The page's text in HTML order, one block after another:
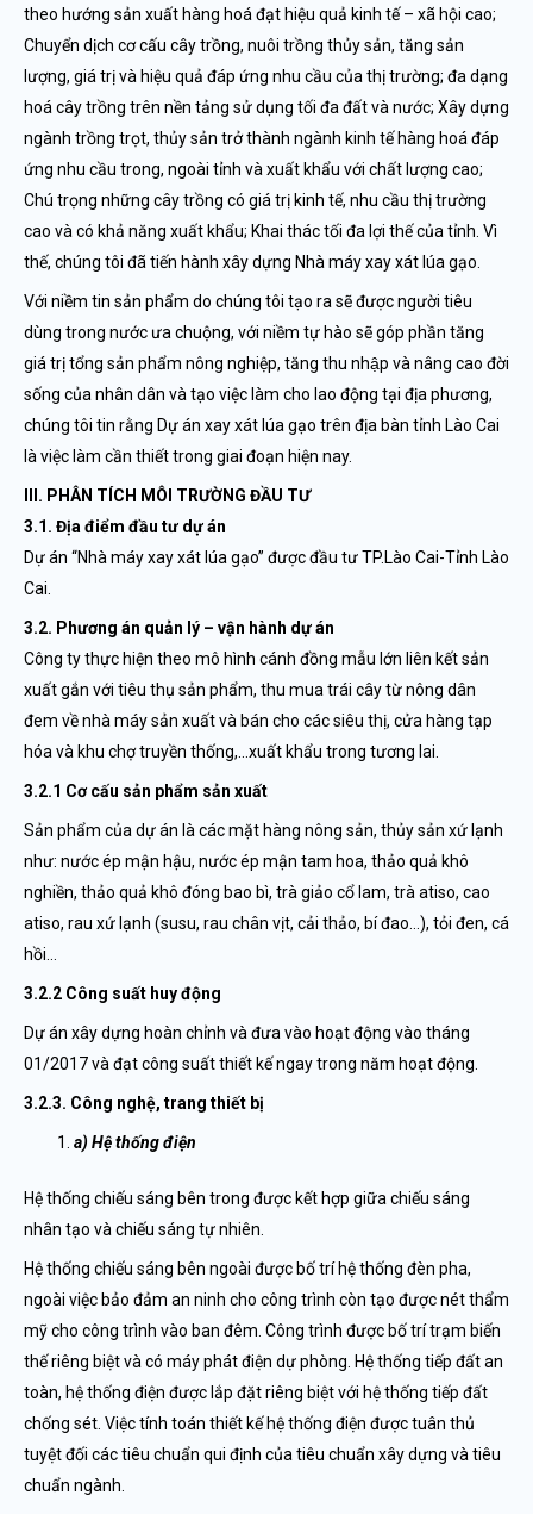
theo hướng sản xuất hàng hoá đạt hiệu quả kinh tế – xã hội cao;
Chuyển dịch cơ cấu cây trồng, nuôi trồng thủy sản, tăng sản
lượng, giá trị và hiệu quả đáp ứng nhu cầu của thị trường; đa dạng
hoá cây trồng trên nền tảng sử dụng tối đa đất và nước; Xây dựng
ngành trồng trọt, thủy sản trở thành ngành kinh tế hàng hoá đáp
ứng nhu cầu trong, ngoài tỉnh và xuất khẩu với chất lượng cao;
Chú trọng những cây trồng có giá trị kinh tế, nhu cầu thị trường
cao và có khả năng xuất khẩu; Khai thác tối đa lợi thế của tỉnh. Vì
thế, chúng tôi đã tiến hành xây dựng Nhà máy xay xát lúa gạo.
Với niềm tin sản phẩm do chúng tôi tạo ra sẽ được người tiêu
dùng trong nước ưa chuộng, với niềm tự hào sẽ góp phần tăng
giá trị tổng sản phẩm nông nghiệp, tăng thu nhập và nâng cao đời
sống của nhân dân và tạo việc làm cho lao động tại địa phương,
chúng tôi tin rằng Dự án xay xát lúa gạo trên địa bàn tỉnh Lào Cai
là việc làm cần thiết trong giai đoạn hiện nay.
III. PHÂN TÍCH MÔI TRƯỜNG ĐẦU TƯ
3.1. Địa điểm đầu tư dự án
Dự án “Nhà máy xay xát lúa gạo” được đầu tư TP.Lào Cai-Tỉnh Lào
Cai.
3.2. Phương án quản lý – vận hành dự án
Công ty thực hiện theo mô hình cánh đồng mẫu lớn liên kết sản
xuất gắn với tiêu thụ sản phẩm, thu mua trái cây từ nông dân
đem về nhà máy sản xuất và bán cho các siêu thị, cửa hàng tạp
hóa và khu chợ truyền thống,…xuất khẩu trong tương lai.
3.2.1 Cơ cấu sản phẩm sản xuất
Sản phẩm của dự án là các mặt hàng nông sản, thủy sản xứ lạnh
như: nước ép mận hậu, nước ép mận tam hoa, thảo quả khô
nghiền, thảo quả khô đóng bao bì, trà giảo cổ lam, trà atiso, cao
atiso, rau xứ lạnh (susu, rau chân vịt, cải thảo, bí đao…), tỏi đen, cá
hồi…
3.2.2 Công suất huy động
Dự án xây dựng hoàn chỉnh và đưa vào hoạt động vào tháng
01/2017 và đạt công suất thiết kế ngay trong năm hoạt động.
3.2.3. Công nghệ, trang thiết bị
a) Hệ thống điện
Hệ thống chiếu sáng bên trong được kết hợp giữa chiếu sáng
nhân tạo và chiếu sáng tự nhiên.
Hệ thống chiếu sáng bên ngoài được bố trí hệ thống đèn pha,
ngoài việc bảo đảm an ninh cho công trình còn tạo được nét thẩm
mỹ cho công trình vào ban đêm. Công trình được bố trí trạm biến
thế riêng biệt và có máy phát điện dự phòng. Hệ thống tiếp đất an
toàn, hệ thống điện được lắp đặt riêng biệt với hệ thống tiếp đất
chống sét. Việc tính toán thiết kế hệ thống điện được tuân thủ
tuyệt đối các tiêu chuẩn qui định của tiêu chuẩn xây dựng và tiêu
chuẩn ngành.